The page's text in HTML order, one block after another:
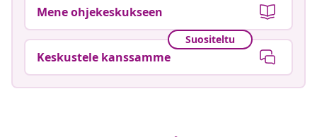
Mene ohjekeskukseen
Suositeltu
Keskustele kanssamme